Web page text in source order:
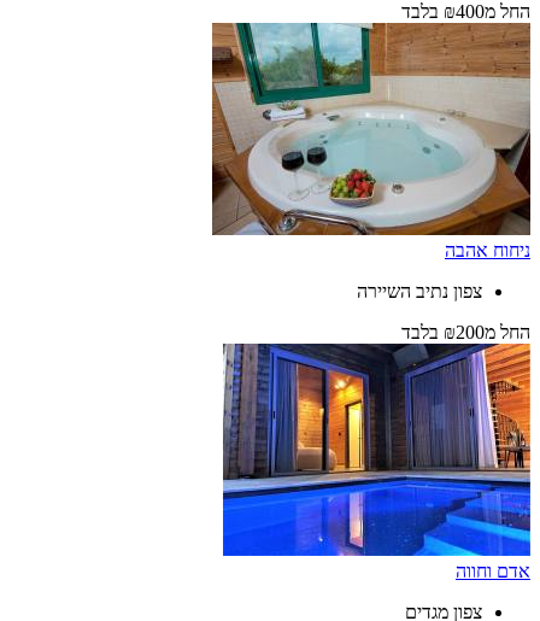
החל מ₪400 בלבד
ניחוח אהבה
צפון נתיב השיירה
החל מ₪200 בלבד
אדם וחווה
צפון מגדים